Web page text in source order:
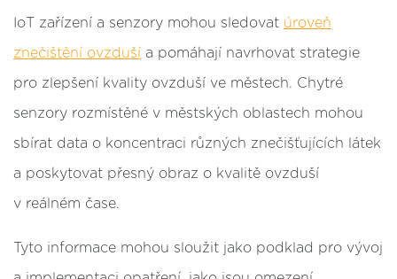
IoT zařízení a senzory mohou sledovat úroveň
znečištění ovzduší a pomáhají navrhovat strategie
pro zlepšení kvality ovzduší ve městech. Chytré
senzory rozmístěné v městských oblastech mohou
sbírat data o koncentraci různých znečišťujících látek
a poskytovat přesný obraz o kvalitě ovzduší
v reálném čase.
Tyto informace mohou sloužit jako podklad pro vývoj